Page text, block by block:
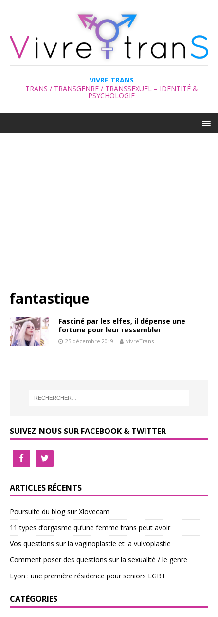
VIVRE TRANS
TRANS / TRANSGENRE / TRANSSEXUEL – IDENTITÉ &
PSYCHOLOGIE
fantastique
Fasciné par les elfes, il dépense une
fortune pour leur ressembler
25 décembre 2019 vivreTrans
SUIVEZ-NOUS SUR FACEBOOK & TWITTER
ARTICLES RÉCENTS
Poursuite du blog sur Xlovecam
11 types d’orgasme qu’une femme trans peut avoir
Vos questions sur la vaginoplastie et la vulvoplastie
Comment poser des questions sur la sexualité / le genre
Lyon : une première résidence pour seniors LGBT
CATÉGORIES